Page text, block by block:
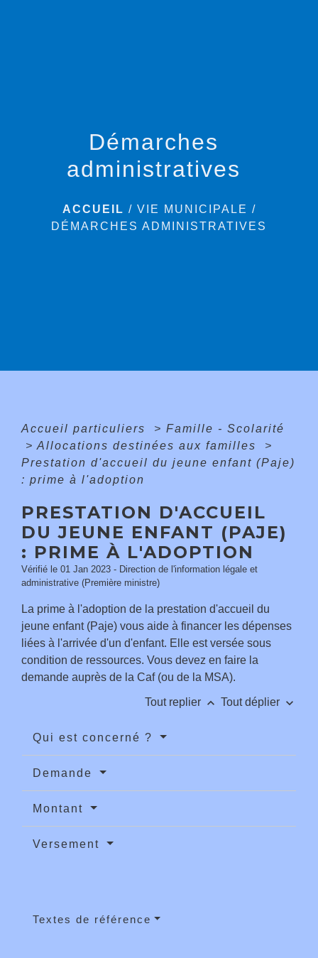
Démarches
administratives
ACCUEIL / VIE MUNICIPALE /
DÉMARCHES ADMINISTRATIVES
Accueil particuliers > Famille - Scolarité
> Allocations destinées aux familles
>
Prestation d'accueil du jeune enfant (Paje)
: prime à l'adoption
PRESTATION D'ACCUEIL
DU JEUNE ENFANT (PAJE)
: PRIME À L'ADOPTION
Vérifié le 01 Jan 2023 - Direction de l'information légale et
administrative (Première ministre)
La prime à l'adoption de la prestation d'accueil du
jeune enfant (Paje) vous aide à financer les dépenses
liées à l'arrivée d'un d'enfant. Elle est versée sous
condition de ressources. Vous devez en faire la
demande auprès de la Caf (ou de la MSA).
Tout replier keyboard_arrow_up Tout déplier keyboard_arrow_down
Qui est concerné ?
Demande
Montant
Versement
Textes de référence